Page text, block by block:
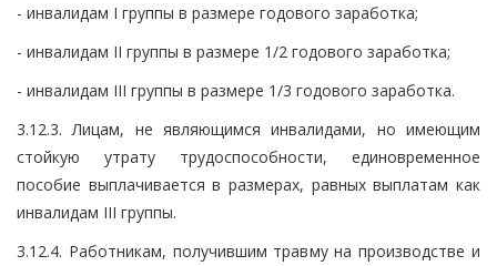
- инвалидам I группы в размере годового заработка;
- инвалидам II группы в размере 1/2 годового заработка;
- инвалидам III группы в размере 1/3 годового заработка.
3.12.3. Лицам, не являющимся инвалидами, но имеющим
стойкую утрату трудоспособности, единовременное
пособие выплачивается в размерах, равных выплатам как
инвалидам III группы.
3.12.4. Работникам, получившим травму на производстве и